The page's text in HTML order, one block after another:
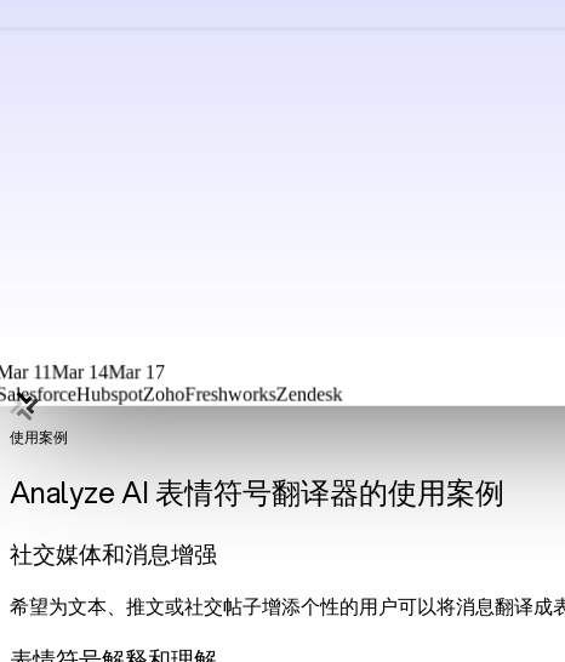
11Mar 14Mar 17
HubspotZohoFreshworksZendesk
使用案例
Analyze AI 表情符号翻译器的使用案例
社交媒体和消息增强
希望为文本、推文或社交帖子增添个性的用户可以将消息翻译